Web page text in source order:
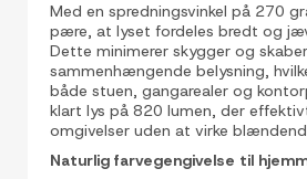
Med en spredningsvinkel på 270
pære, at lyset fordeles bredt og
Dette minimerer skygger og
sammenhængende belysning,
både stuen, gangarealer og
klart lys på 820 lumen, der
omgivelser uden at virke
Naturlig farvegengivelse til